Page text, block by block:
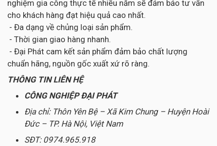
nghiệm gia công thực tế nhiều năm sẽ đảm bảo tư vấn
cho khách hàng đạt hiệu quả cao nhất.
- Đa dạng về chủng loại sản phẩm.
- Thời gian giao hàng nhanh.
- Đại Phát cam kết sản phẩm đảm bảo chất lượng
chuẩn hãng, nguồn gốc xuất xứ rõ ràng.
THÔNG TIN LIÊN HỆ
CÔNG NGHIỆP ĐẠI PHÁT
Địa chỉ: Thôn Yên Bệ – Xã Kim Chung – Huyện Hoài
Đức – TP. Hà Nội, Việt Nam
SĐT: 0974.965.918